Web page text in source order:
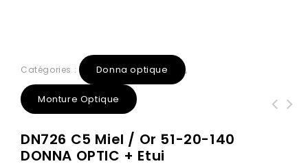
Catégories : Donna optique ,
Monture Optique
DN726 C5 Miel / Or 51-20-140
DONNA OPTIC + Etui